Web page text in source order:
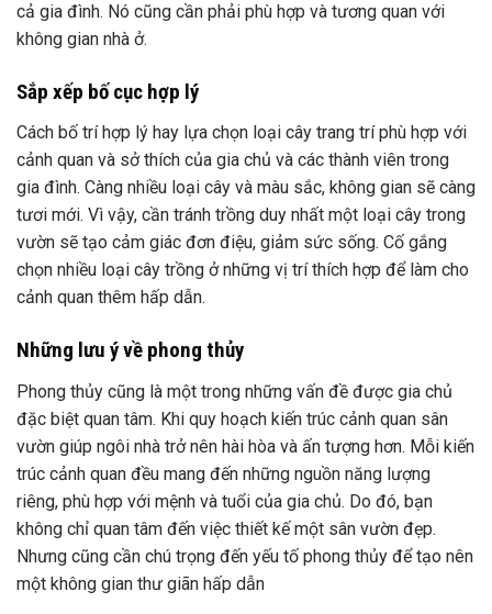
cả gia đình. Nó cũng cần phải phù hợp và tương quan với
không gian nhà ở.
Sắp xếp bố cục hợp lý
Cách bố trí hợp lý hay lựa chọn loại cây trang trí phù hợp với
cảnh quan và sở thích của gia chủ và các thành viên trong
gia đình. Càng nhiều loại cây và màu sắc, không gian sẽ càng
tươi mới. Vì vậy, cần tránh trồng duy nhất một loại cây trong
vườn sẽ tạo cảm giác đơn điệu, giảm sức sống. Cố gắng
chọn nhiều loại cây trồng ở những vị trí thích hợp để làm cho
cảnh quan thêm hấp dẫn.
Những lưu ý về phong thủy
Phong thủy cũng là một trong những vấn đề được gia chủ
đặc biệt quan tâm. Khi quy hoạch kiến ​​trúc cảnh quan sân
vườn giúp ngôi nhà trở nên hài hòa và ấn tượng hơn. Mỗi kiến
​​trúc cảnh quan đều mang đến những nguồn năng lượng
riêng, phù hợp với mệnh và tuổi của gia chủ. Do đó, bạn
không chỉ quan tâm đến việc thiết kế một sân vườn đẹp.
Nhưng cũng cần chú trọng đến yếu tố phong thủy để tạo nên
một không gian thư giãn hấp dẫn